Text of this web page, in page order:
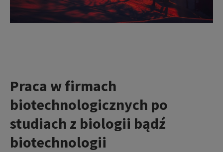
Praca w firmach
biotechnologicznych po
studiach z biologii bądź
biotechnologii